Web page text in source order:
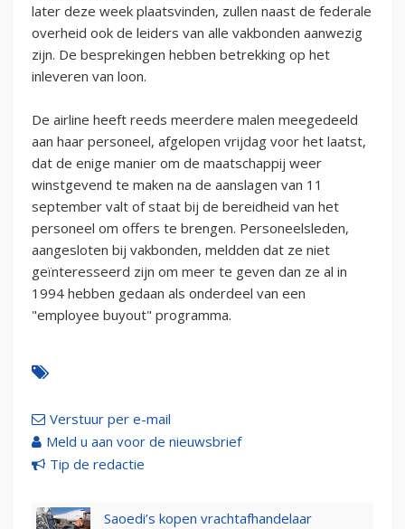
later deze week plaatsvinden, zullen naast de federale
overheid ook de leiders van alle vakbonden aanwezig
zijn. De besprekingen hebben betrekking op het
inleveren van loon.
De airline heeft reeds meerdere malen meegedeeld
aan haar personeel, afgelopen vrijdag voor het laatst,
dat de enige manier om de maatschappij weer
winstgevend te maken na de aanslagen van 11
september valt of staat bij de bereidheid van het
personeel om offers te brengen. Personeelsleden,
aangesloten bij vakbonden, meldden dat ze niet
geïnteresseerd zijn om meer te geven dan ze al in
1994 hebben gedaan als onderdeel van een
"employee buyout" programma.
Verstuur per e-mail
Meld u aan voor de nieuwsbrief
Tip de redactie
Saoedi’s kopen vrachtafhandelaar